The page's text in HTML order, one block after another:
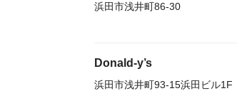
浜田市浅井町86-30
Donald-y’s
浜田市浅井町93-15浜田ビル1F